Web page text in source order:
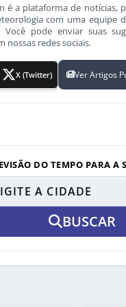
é a plataforma de notícias,
com uma equipe
Você pode enviar suas
nossas redes sociais.
X (Twitter) Ver Artigos
DO TEMPO PARA A
BUSCAR